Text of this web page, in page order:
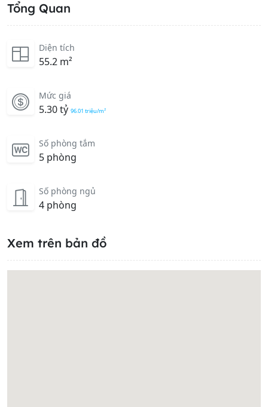
Tổng Quan
Diện tích
55.2 m²
Mức giá
5.30 tỷ 96.01 triệu/m²
Số phòng tắm
5 phòng
Số phòng ngủ
4 phòng
Xem trên bản đồ